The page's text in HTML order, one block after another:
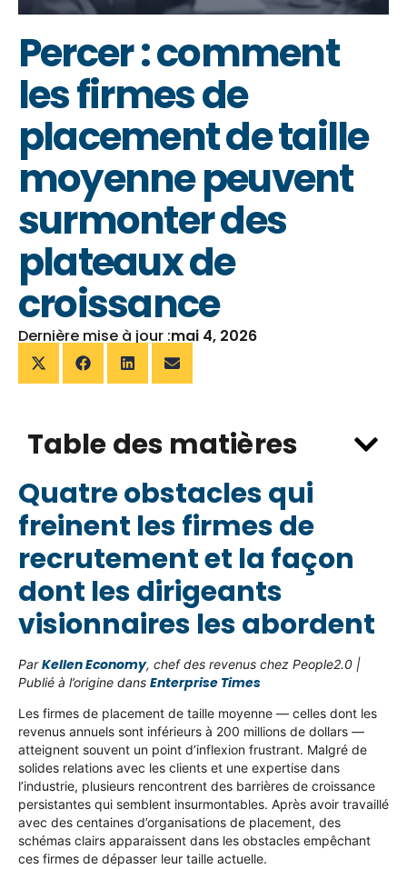
Percer : comment
les firmes de
placement de taille
moyenne peuvent
surmonter des
plateaux de
croissance
Dernière mise à jour :mai 4, 2026
Table des matières
Quatre obstacles qui
freinent les firmes de
recrutement et la façon
dont les dirigeants
visionnaires les abordent
ParKellen Economy, chef des revenus chez People2.0 |
Publié à l’origine dans Enterprise Times
Les firmes de placement de taille moyenne — celles dont les
revenus annuels sont inférieurs à 200 millions de dollars —
atteignent souvent un point d’inflexion frustrant. Malgré de
solides relations avec les clients et une expertise dans
l’industrie, plusieurs rencontrent des barrières de croissance
persistantes qui semblent insurmontables. Après avoir travaillé
avec des centaines d’organisations de placement, des
schémas clairs apparaissent dans les obstacles empêchant
ces firmes de dépasser leur taille actuelle.